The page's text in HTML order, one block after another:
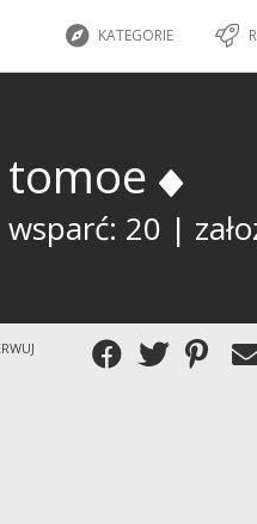
KATEGORIE
tomoe
wsparć: 20 |